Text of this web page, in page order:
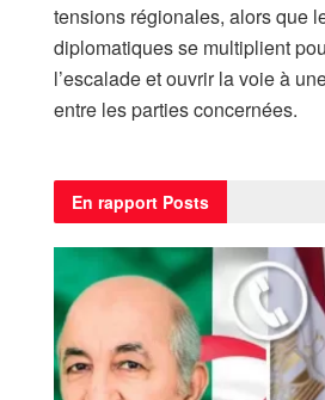
tensions régionales, alors que
diplomatiques se multiplient
l’escalade et ouvrir la voie à
entre les parties concernées.
En rapport Posts